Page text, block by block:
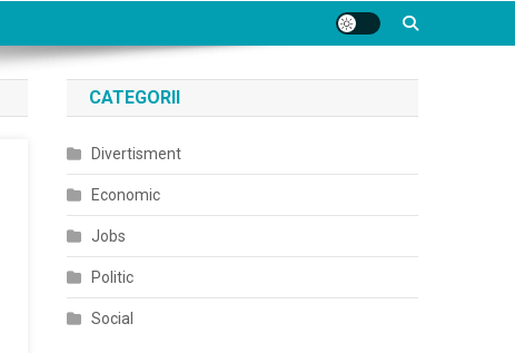
CATEGORII
Divertisment
Economic
Jobs
Politic
Social